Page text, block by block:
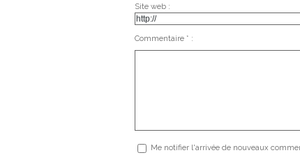
Site web :
Commentaire * :
Me notifier l'arrivée de nouveaux